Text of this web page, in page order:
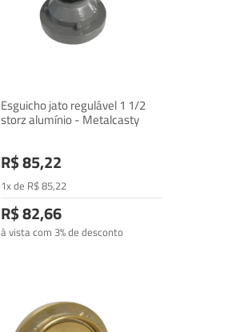
Esguicho jato regulável 1 1/2
storz alumínio - Metalcasty
R$ 85,22
1x de R$85,22
R$ 82,66
à vista com 3% de desconto